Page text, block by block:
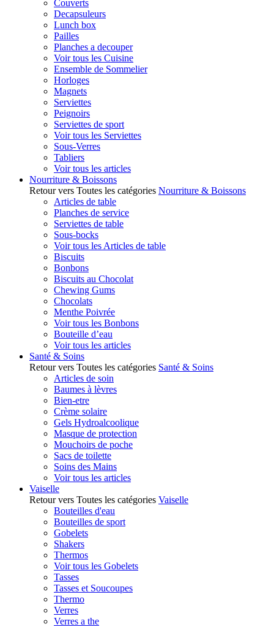
Couverts
Decapsuleurs
Lunch box
Pailles
Planches a decouper
Voir tous les Cuisine
Ensemble de Sommelier
Horloges
Magnets
Serviettes
Peignoirs
Serviettes de sport
Voir tous les Serviettes
Sous-Verres
Tabliers
Voir tous les articles
Nourriture & Boissons
Retour vers Toutes les catégories Nourriture & Boissons
Articles de table
Planches de service
Serviettes de table
Sous-bocks
Voir tous les Articles de table
Biscuits
Bonbons
Biscuits au Chocolat
Chewing Gums
Chocolats
Menthe Poivrée
Voir tous les Bonbons
Bouteille d’eau
Voir tous les articles
Santé & Soins
Retour vers Toutes les catégories Santé & Soins
Articles de soin
Baumes à lèvres
Bien-etre
Crème solaire
Gels Hydroalcoolique
Masque de protection
Mouchoirs de poche
Sacs de toilette
Soins des Mains
Voir tous les articles
Vaiselle
Retour vers Toutes les catégories Vaiselle
Bouteilles d'eau
Bouteilles de sport
Gobelets
Shakers
Thermos
Voir tous les Gobelets
Tasses
Tasses et Soucoupes
Thermo
Verres
Verres a the